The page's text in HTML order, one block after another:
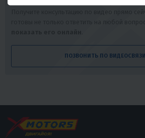
ПОЗВОНИТЬ ПО ВИДЕОСВЯЗИ